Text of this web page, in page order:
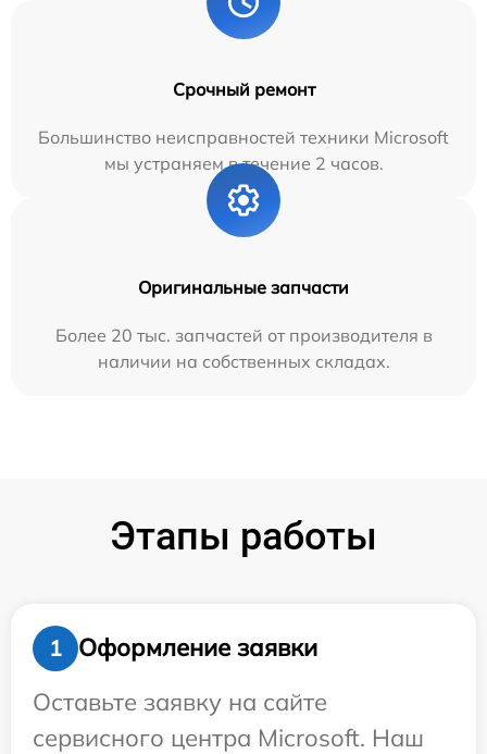
Срочный ремонт
Большинство неисправностей техники Microsoft
мы устраняем в течение 2 часов.
Оригинальные запчасти
Более 20 тыс. запчастей от производителя в
наличии на собственных складах.
Этапы работы
1
Оформление заявки
Оставьте заявку на сайте
сервисного центра Microsoft. Наш